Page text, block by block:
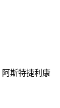
阿斯特捷利康